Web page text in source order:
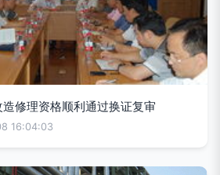
修理资格顺利通过换证复审
16:04:03